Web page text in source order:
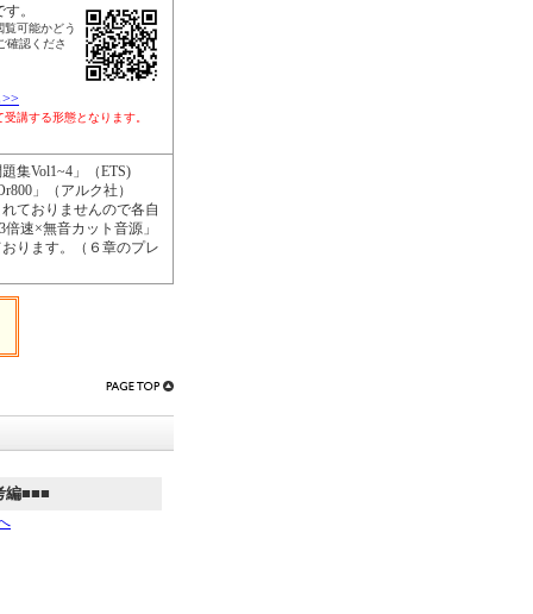
。
可能かどう
確認くださ
受講する形態となります。
集Vol1~4」（ETS)
」（アルク社）
ておりませんので各自
速×無音カット音源」
ります。（６章のプレ
編■■■